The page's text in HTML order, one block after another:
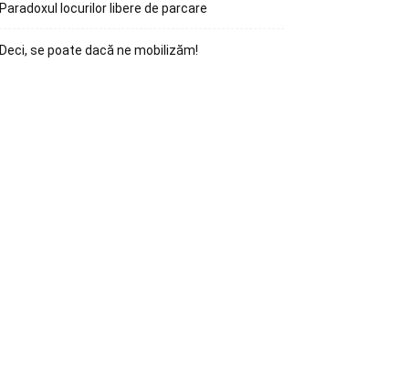
Paradoxul locurilor libere de parcare
Deci, se poate dacă ne mobilizăm!